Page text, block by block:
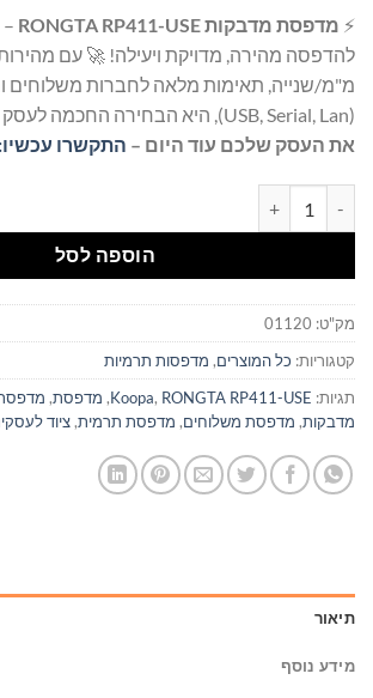
⚡ מדפסת מדבקות RONGTA RP411-USE
מ"מ/שנייה, תאימות מלאה לחברות משלוחים
(USB, Serial, Lan), היא הבחירה החכמה לעסק שלכם. 📦
את העסק שלכם עוד היום – התקשרו עכשיו: 037281198
הוספה לסל
מק"ט: 01120
קטגוריות: כל המוצרים, מדפסות תרמיות
תגיות:
Koopa, RONGTA RP411-USE
, מדפסת,
מדבקות, מדפסת משלוחים, מדפסת תרמית,ציוד
תיאור
מידע נוסף